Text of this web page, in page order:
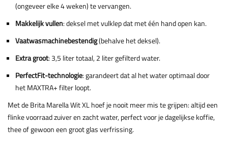
(ongeveer elke 4 weken) te vervangen.
Makkelijk vullen: deksel met vulklep dat met één hand open kan.
Vaatwasmachinebestendig(behalve het deksel).
Extra groot: 3,5 liter totaal, 2 liter gefilterd water.
PerfectFit-technologie: garandeert dat al het water optimaal door
het MAXTRA+ filter loopt.
Met de Brita Marella Wit XL hoef je nooit meer mis te grijpen: altijd een
flinke voorraad zuiver en zacht water, perfect voor je dagelijkse koffie,
thee of gewoon een groot glas verfrissing.